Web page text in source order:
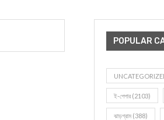
POPULAR
ই-পেপার (2103)
ঝাড়গ্রাম (388)